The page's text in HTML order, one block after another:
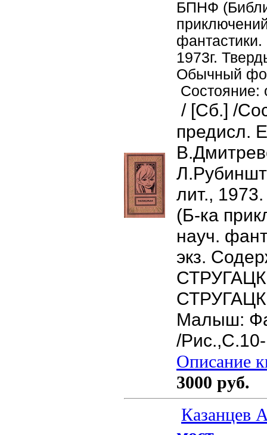
БПНФ
1973г.
Обычный
Состояние:
/ [Сб.] /
предисл.
лит.,
(Б-ка
науч.
экз.
Малыш:
/
Описание
3000 руб.
Казанцев